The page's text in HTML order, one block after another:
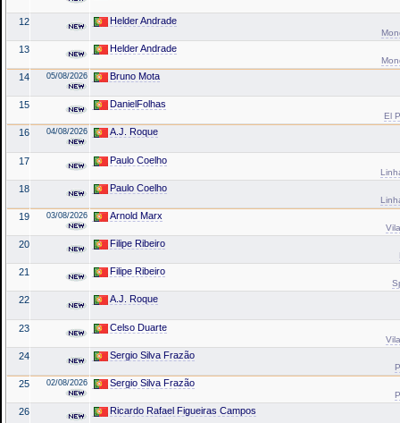
12 Helder Andrade
13 Helder Andrade
14 05/08/2026 Bruno Mota
15 DanielFolhas
El
16 04/08/2026 A.J. Roque
17 Paulo Coelho
18 Paulo Coelho
19 03/08/2026 Arnold Marx
20 Filipe Ribeiro
21 Filipe Ribeiro
22 A.J. Roque
23 Celso Duarte
24 Sergio Silva Frazão
25 02/08/2026 Sergio Silva Frazão
26 Ricardo Rafael Figueiras Campos